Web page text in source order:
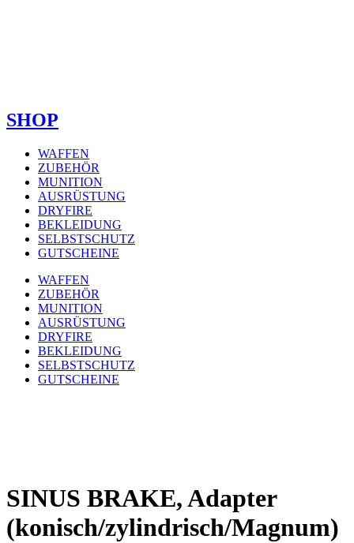
SHOP
WAFFEN
ZUBEHÖR
MUNITION
AUSRÜSTUNG
DRYFIRE
BEKLEIDUNG
SELBSTSCHUTZ
GUTSCHEINE
WAFFEN
ZUBEHÖR
MUNITION
AUSRÜSTUNG
DRYFIRE
BEKLEIDUNG
SELBSTSCHUTZ
GUTSCHEINE
SINUS BRAKE, Adapter
(konisch/zylindrisch/Magnum)